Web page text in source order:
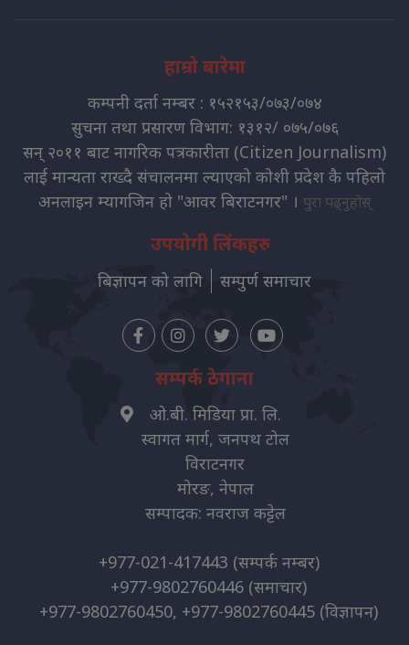
हाम्रो बारेमा
कम्पनी दर्ता नम्बर : १५२१५३/०७३/०७४
सुचना तथा प्रसारण विभाग: १३१२/ ०७५/०७६
सन् २०११ बाट नागरिक पत्रकारीता (Citizen Journalism)
लाई मान्यता राख्दै संचालनमा ल्याएको कोशी प्रदेश कै पहिलो
अनलाइन म्यागजिन हो "आवर बिराटनगर" । पुरा पढ्नुहोस्
उपयोगी लिंकहरु
बिज्ञापन को लागि सम्पुर्ण समाचार
सम्पर्क ठेगाना
ओ.बी. मिडिया प्रा. लि.
स्वागत मार्ग, जनपथ टोल
विराटनगर
मोरङ, नेपाल
सम्पादक: नवराज कट्टेल
+977-021-417443 (सम्पर्क नम्बर)
+977-9802760446 (समाचार)
+977-9802760450, +977-9802760445 (विज्ञापन)